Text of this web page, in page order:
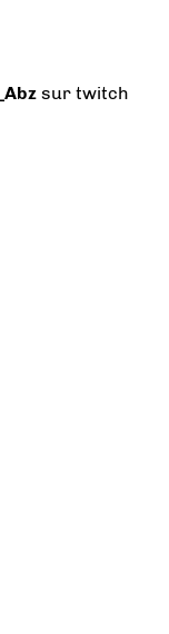
sur twitch